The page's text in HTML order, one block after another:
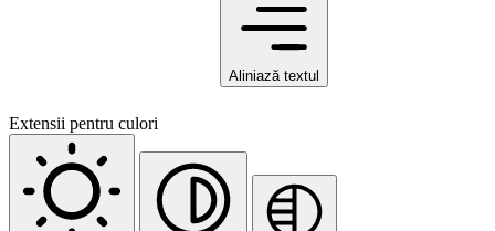
Aliniază textul
Extensii pentru culori